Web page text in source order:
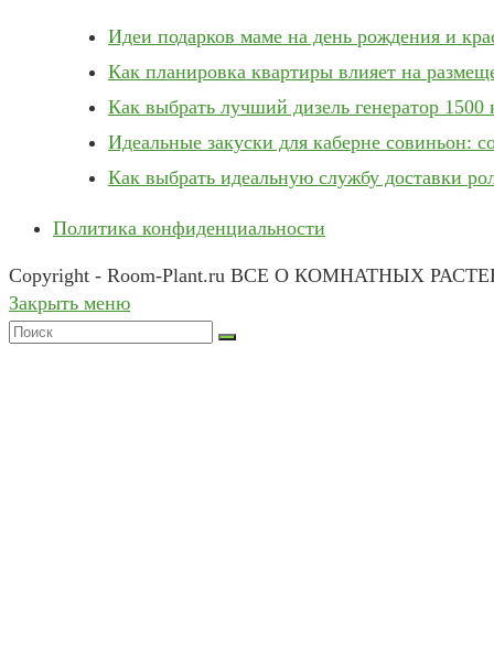
Идеи подарков маме на день рождения и
Как планировка квартиры влияет на
Как выбрать лучший дизель генератор 1500
Идеальные закуски для каберне совиньон:
Как выбрать идеальную службу доставки
Политика конфиденциальности
Copyright - Room-Plant.ru ВСЕ О КОМНАТНЫХ
Закрыть меню